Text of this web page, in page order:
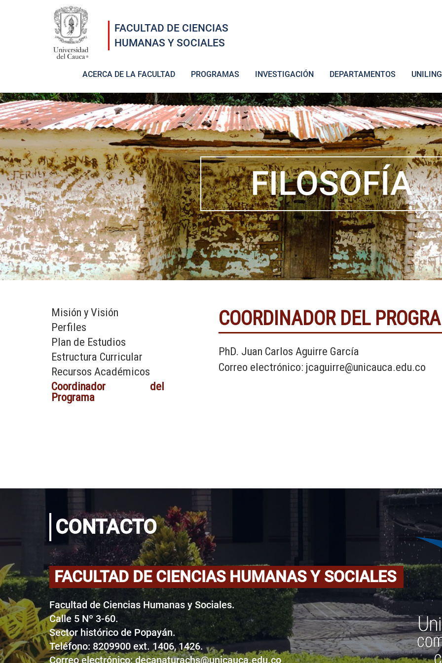
Pasar al contenido principal
FACULTAD DE CIENCIAS
HUMANAS Y SOCIALES
ACERCA DE LA FACULTAD PROGRAMAS INVESTIGACIÓN DEPARTAMENTOS
FILOSOFÍA
Misión y Visión
Perfiles
Plan de Estudios
Estructura Curricular
Recursos Académicos
Coordinador del
Programa
COORDINADOR DEL
PhD. Juan Carlos Aguirre García
Correo electrónico: jcaguirre@unicauca.edu.co
CONTACTO
FACULTAD DE CIENCIAS HUMANAS Y SOCIALES
Facultad de Ciencias Humanas y Sociales.
Calle 5 Nº 3-60.
Sector histórico de Popayán.
Teléfono: 8209900 ext. 1406, 1426.
Correo electrónico:decanaturachs@unicauca.edu.co